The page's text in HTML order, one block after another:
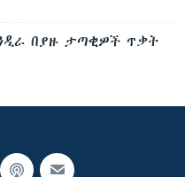
በያዙ ታጣቂዎች ጥቃት